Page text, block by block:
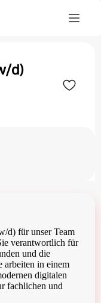
d)
d) für unser Team
verantwortlich für
und die
arbeiten in einem
digitalen
fachlichen und